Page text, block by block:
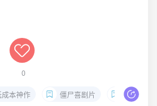
0
成本神作 僵尸喜剧片 一镜到底